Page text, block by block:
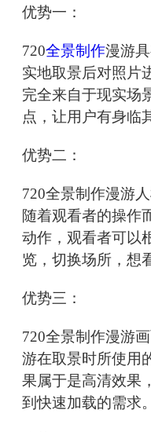
优势一：
720全景制作漫游
实地取景后对照片
完全来自于现实场
点，让用户有身临
优势二：
720全景制作漫游
随着观看者的操作
动作，观看者可以
览，切换场所，想
优势三：
720全景制作漫游
游在取景时所使用
果属于是高清效果
到快速加载的需求。